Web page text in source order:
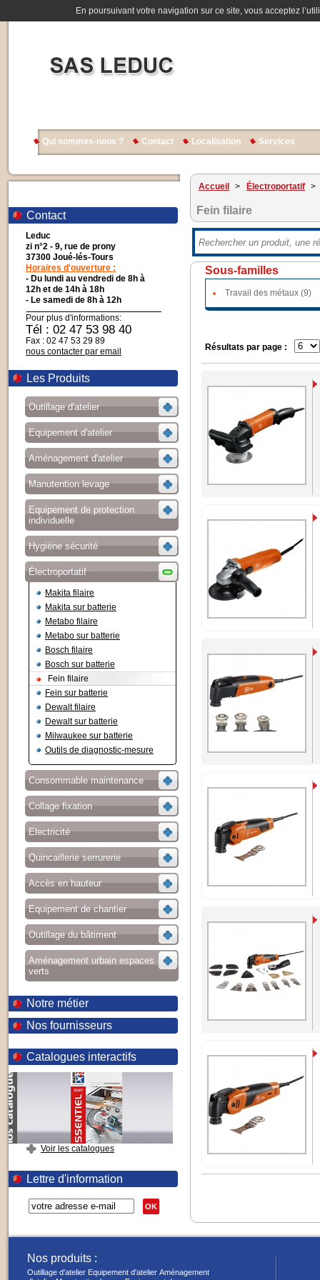
En poursuivant votre navigation sur ce site, vous acceptez
Qui sommes-nous ? Contact Localisation Services
Contact
Leduc
zi n°2 - 9, rue de prony
37300 Joué-lés-Tours
Horaires d'ouverture :
- Du lundi au vendredi de 8h à
12h et de 14h à 18h
- Le samedi de 8h à 12h
Pour plus d'informations:
Tél : 02 47 53 98 40
Fax : 02 47 53 29 89
nous contacter par email
Les Produits
Outillage d'atelier
Equipement d'atelier
Aménagement d'atelier
Manutention levage
Equipement de protection
individuelle
Hygiène sécurité
Électroportatif
Makita filaire
Makita sur batterie
Metabo filaire
Metabo sur batterie
Bosch filaire
Bosch sur batterie
Fein filaire
Fein sur batterie
Dewalt filaire
Dewalt sur batterie
Milwaukee sur batterie
Outils de diagnostic-mesure
Consommable maintenance
Collage fixation
Electricité
Quincaillerie serrurerie
Accès en hauteur
Equipement de chantier
Outillage du bâtiment
Aménagement urbain espaces
verts
Notre métier
Nos fournisseurs
Catalogues interactifs
Voir les catalogues
Lettre d'information
OK
Accueil > Électroportatif >
Fein filaire
Sous-familles
Travail des métaux (9)
Résultats par page :
Nos produits :
Outillage d'atelier Equipement d'atelier Aménagement